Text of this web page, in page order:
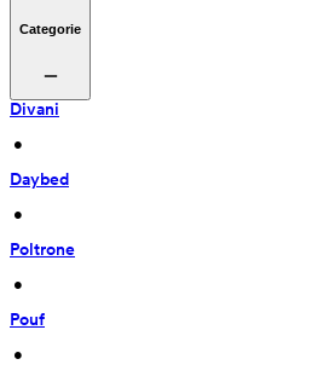
Categorie
Divani
•
Daybed
•
Poltrone
•
Pouf
•